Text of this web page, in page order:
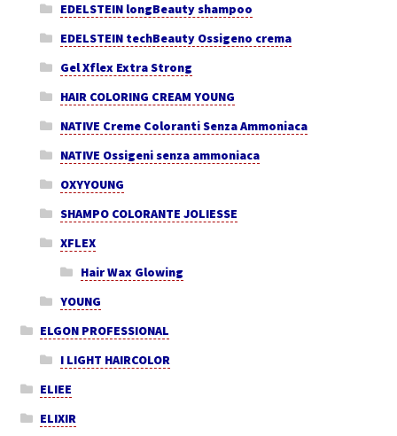
EDELSTEIN longBeauty shampoo
EDELSTEIN techBeauty Ossigeno crema
Gel Xflex Extra Strong
HAIR COLORING CREAM YOUNG
NATIVE Creme Coloranti Senza Ammoniaca
NATIVE Ossigeni senza ammoniaca
OXYYOUNG
SHAMPO COLORANTE JOLIESSE
XFLEX
Hair Wax Glowing
YOUNG
ELGON PROFESSIONAL
I LIGHT HAIRCOLOR
ELIEE
ELIXIR